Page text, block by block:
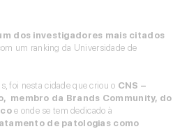
dos investigadores mais citados
um ranking da Universidade de
foi nesta cidade que criou o CNS –
membro da Brands Community, do
e onde se tem dedicado à
de patologias como